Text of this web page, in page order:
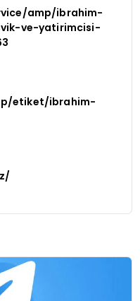
amp/ibrahim-
ve-yatirimcisi-
etiket/ibrahim-